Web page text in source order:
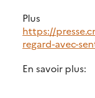
Plus
https://
regard-avec-
En savoir plus: